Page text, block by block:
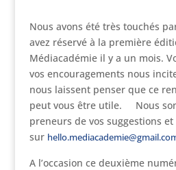
Nous avons été très touchés
avez réservé à la première
Médiacadémie il y a un mois.
vos encouragements nous
nous laissent penser que ce
peut vous être utile. Nous
preneurs de vos suggestions
sur
A l’occasion ce deuxième